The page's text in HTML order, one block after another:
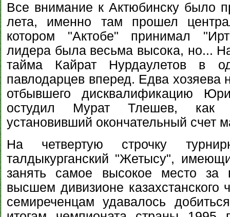
Все внимание к Актюбинску было
лета, именно там прошел
котором "Актобе" принимал
лидера была весьма высока, но...
тайма Кайрат Нурдаулетов в
павлодарцев вперед. Едва хозяева
отбывшего дисквалификацию
остудил Мурат Тлешев, как
установивший окончательный счет
На четвертую строчку
талдыкурганский "Жетысу",
занять самое высокое место за
высшем дивизионе казахстанского
семиреченцам удавалось